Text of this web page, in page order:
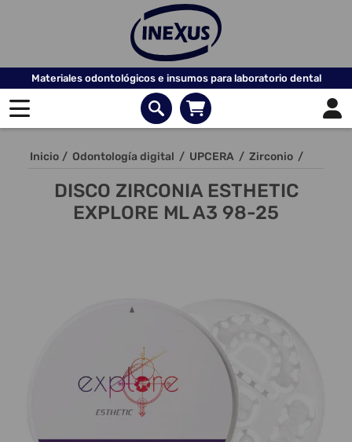
Materiales odontológicos e insumos para laboratorio dental
Inicio / Odontología digital / UPCERA / Zirconio /
DISCO ZIRCONIA ESTHETIC
EXPLORE ML A3 98-25